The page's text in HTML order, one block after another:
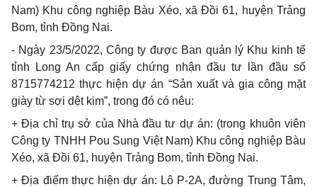
Nam) Khu công nghiệp Bàu Xéo, xã Đồi 61, huyện Trảng
Bom, tỉnh Đồng Nai.
- Ngày 23/5/2022, Công ty được Ban quản lý Khu kinh tế
tỉnh Long An cấp giấy chứng nhận đầu tư lần đầu số
8715774212 thực hiện dự án “Sản xuất và gia công mặt
giày từ sợi dệt kim”, trong đó có nêu:
+ Địa chỉ trụ sở của Nhà đầu tư dự án: (trong khuôn viên
Công ty TNHH Pou Sung Việt Nam) Khu công nghiệp Bàu
Xéo, xã Đồi 61, huyện Trảng Bom, tỉnh Đồng Nai.
+ Địa điểm thực hiện dự án: Lô P-2A, đường Trung Tâm,